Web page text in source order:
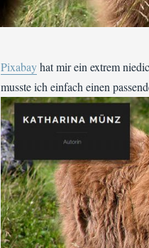
Pixabayhat mir ein extrem
musste ich einfach einen